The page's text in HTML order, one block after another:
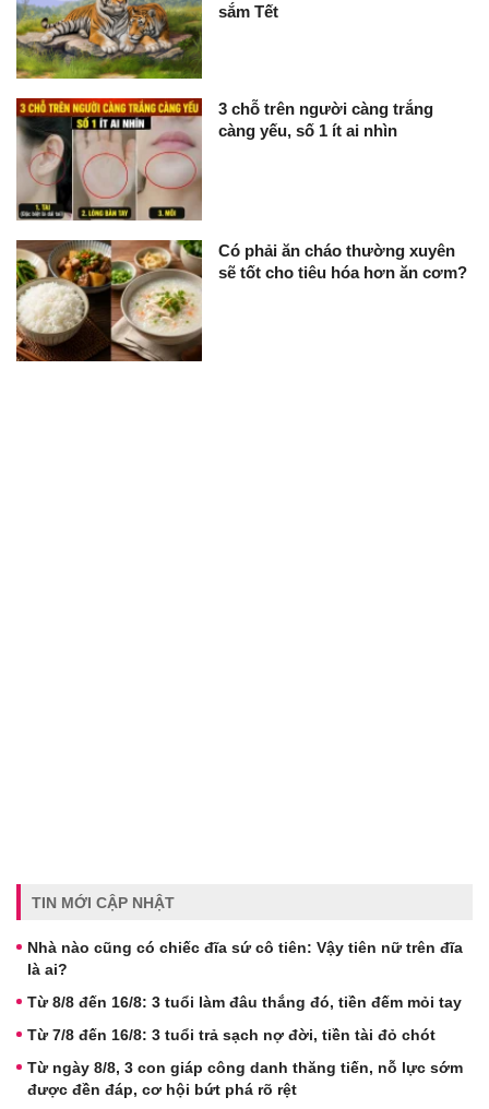
sắm Tết
3 chỗ trên người càng trắng
càng yếu, số 1 ít ai nhìn
Có phải ăn cháo thường xuyên
sẽ tốt cho tiêu hóa hơn ăn cơm?
TIN MỚI CẬP NHẬT
Nhà nào cũng có chiếc đĩa sứ cô tiên: Vậy tiên nữ trên đĩa
là ai?
Từ 8/8 đến 16/8: 3 tuổi làm đâu thắng đó, tiền đếm mỏi tay
Từ 7/8 đến 16/8: 3 tuổi trả sạch nợ đời, tiền tài đỏ chót
Từ ngày 8/8, 3 con giáp công danh thăng tiến, nỗ lực sớm
được đền đáp, cơ hội bứt phá rõ rệt